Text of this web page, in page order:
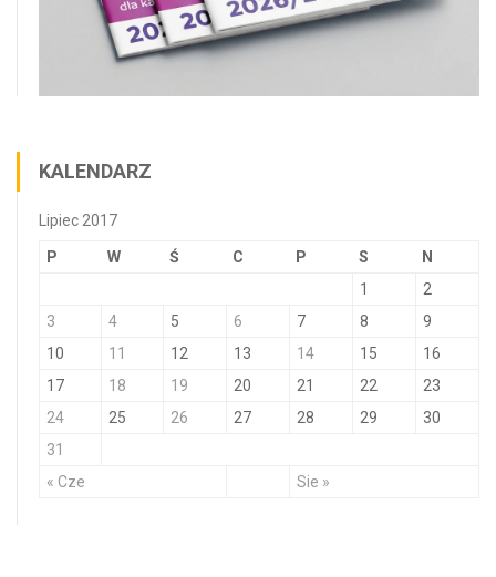
KALENDARZ
Lipiec 2017
P W Ś C P S N
« Cze Sie »
1
2
3
4 5 6 7 8
9
10
11 12 13 14 15
16
17
18 19 20 21 22
23
24
25 26 27 28 29
30
31